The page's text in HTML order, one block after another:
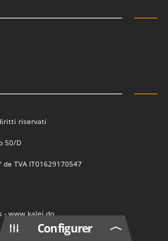
riservati
50/D
TVA IT01629170547
- www.kalei.do
Configurer